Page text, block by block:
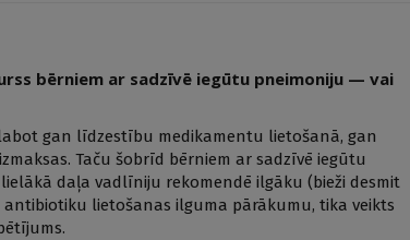
bērniem ar sadzīvē iegūtu pneimoniju — vai
gan līdzestību medikamentu lietošanā, gan
Taču šobrīd bērniem ar sadzīvē iegūtu
daļa vadlīniju rekomendē ilgāku (bieži desmit
lietošanas ilguma pārākumu, tika veikts